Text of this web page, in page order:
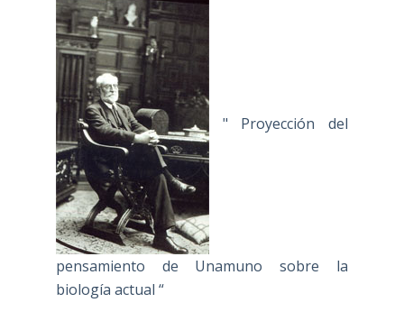
" Proyección del
pensamiento de Unamuno sobre la
biología actual “